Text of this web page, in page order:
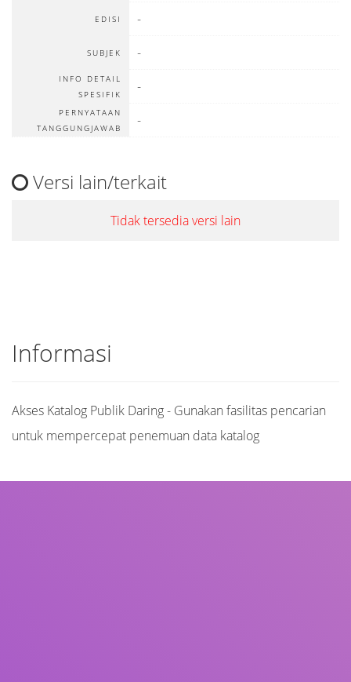
EDISI -
SUBJEK -
INFO DETAIL
SPESIFIK
-
PERNYATAAN
TANGGUNGJAWAB
-
Versi lain/terkait
Tidak tersedia versi lain
Informasi
Akses Katalog Publik Daring - Gunakan fasilitas pencarian
untuk mempercepat penemuan data katalog